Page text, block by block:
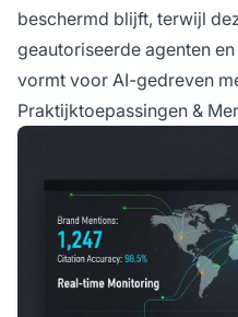
beschermd blijft, terwijl
geautoriseerde agenten
vormt voor AI-gedreven
Praktijktoepassingen &